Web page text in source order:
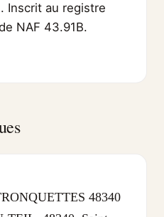
Inscrit au registre
NAF 43.91B.
48340